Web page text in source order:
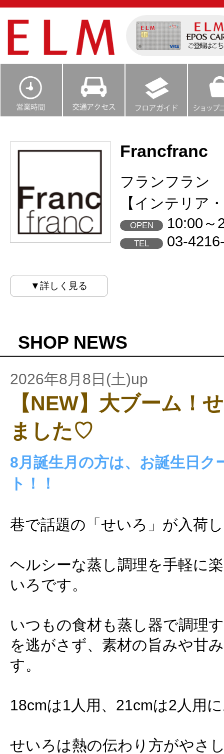
Francfranc
フランフラン
【インテリア
OPEN 10:00～
TEL 03-
▼詳しく見る
SHOP NEWS
2026年8月8日(土)up
【NEW】大ブーム！
ました♡
8月誕生月の方は、お誕生日ク
ト！！
巷で話題の「せいろ」が入荷
ヘルシーな蒸し調理を手軽に
いろです。
いつもの食材も蒸し器で調理
を逃がさず、素材の旨みや甘
す。
18cmは1人用、21cmは2人用
せいろは熱の伝わり方がやさ